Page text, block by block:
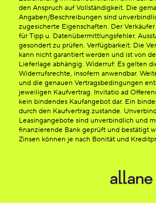
den Anspruch auf Vollständigkeit. Die
Angaben/Beschreibungen sind
zugesicherte Eigenschaften. Der
für Tipp u. Datenübermittlungsfehler.
gesondert zu prüfen. Verfügbarkeit: Die
kann nicht garantiert werden und ist von
Lieferlage abhängig. Widerruf: Es gelten
Widerrufsrechte, insofern anwendbar.
und die genauen Vertragsbedingungen
jeweiligen Kaufvertrag. Invitatio ad
kein bindendes Kaufangebot dar. Ein
durch den Kaufvertrag zustande.
Leasingangebote sind unverbindlich und
finanzierende Bank geprüft und bestätigt
Zinsen können je nach Bonität und